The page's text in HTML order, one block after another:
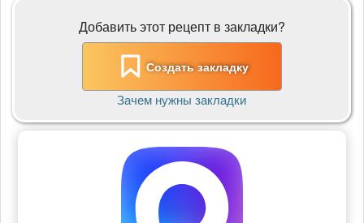
Добавить этот рецепт в закладки?
Создать закладку
Зачем нужны закладки